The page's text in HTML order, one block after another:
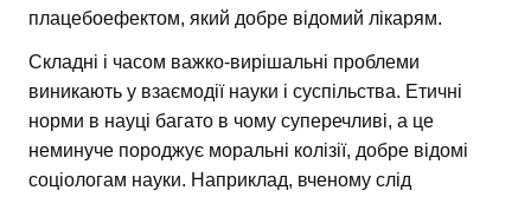
плацебоефектом, який добре відомий лікарям.
Складні і часом важко-вирішальні проблеми
виникають у взаємодії науки і суспільства. Етичні
норми в науці багато в чому суперечливі, а це
неминуче породжує моральні колізії, добре відомі
соціологам науки. Наприклад, вченому слід